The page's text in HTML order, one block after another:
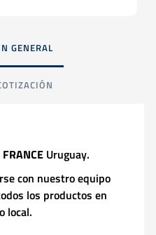
GENERAL
FRANCEUruguay.
con nuestro equipo
los productos en
local.